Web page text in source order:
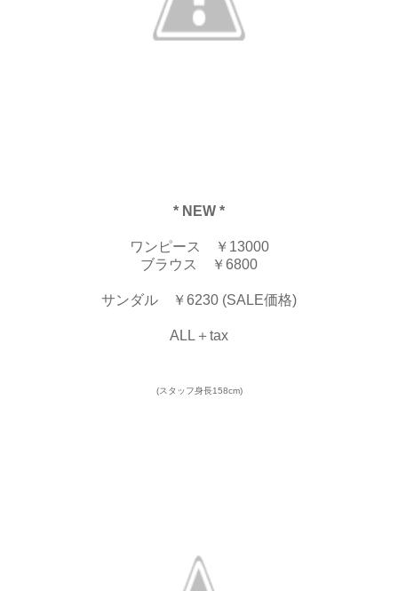
* NEW *
ワンピース ￥13000
ブラウス ￥6800
サンダル ￥6230 (SALE価格)
ALL＋tax
(スタッフ身長158cm)